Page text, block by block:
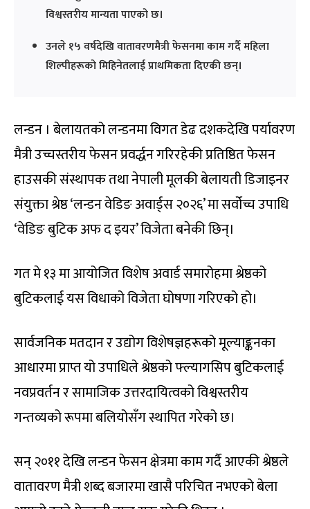
विश्वस्तरीय मान्यता पाएको छ।
उनले १५ वर्षदेखि वातावरणमैत्री फेसनमा काम गर्दै महिला
शिल्पीहरूको मिहिनेतलाई प्राथमिकता दिएकी छन्।
लन्डन । बेलायतको लन्डनमा विगत डेढ दशकदेखि पर्यावरण
मैत्री उच्चस्तरीय फेसन प्रवर्द्धन गरिरहेकी प्रतिष्ठित फेसन
हाउसकी संस्थापक तथा नेपाली मूलकी बेलायती डिजाइनर
संयुक्ता श्रेष्ठ ‘लन्डन वेडिङ अवार्ड्स २०२६’ मा सर्वोच्च उपाधि
‘वेडिङ बुटिक अफ द इयर’ विजेता बनेकी छिन्।
गत मे १३ मा आयोजित विशेष अवार्ड समारोहमा श्रेष्ठको
बुटिकलाई यस विधाको विजेता घोषणा गरिएको हो।
सार्वजनिक मतदान र उद्योग विशेषज्ञहरूको मूल्याङ्कनका
आधारमा प्राप्त यो उपाधिले श्रेष्ठको फ्ल्यागसिप बुटिकलाई
नवप्रवर्तन र सामाजिक उत्तरदायित्वको विश्वस्तरीय
गन्तव्यको रूपमा बलियोसँग स्थापित गरेको छ।
सन् २०११ देखि लन्डन फेसन क्षेत्रमा काम गर्दै आएकी श्रेष्ठले
वातावरण मैत्री शब्द बजारमा खासै परिचित नभएको बेला